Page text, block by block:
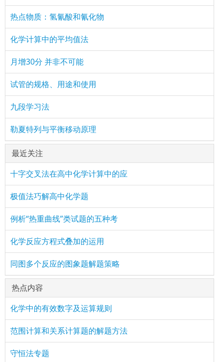
热点物质：氢氰酸和氰化物
化学计算中的平均值法
月增30分 并非不可能
试管的规格、用途和使用
九段学习法
勒夏特列与平衡移动原理
最近关注
十字交叉法在高中化学计算中的应
极值法巧解高中化学题
例析“热重曲线”类试题的五种考
化学反应方程式叠加的运用
同图多个反应的图象题解题策略
热点内容
化学中的有效数字及运算规则
范围计算和关系计算题的解题方法
守恒法专题